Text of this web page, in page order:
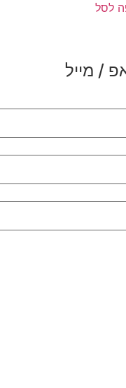
לסל
/ מייל